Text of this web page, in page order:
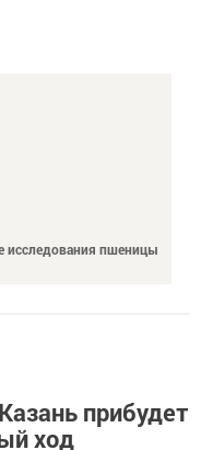
исследования пшеницы
ход